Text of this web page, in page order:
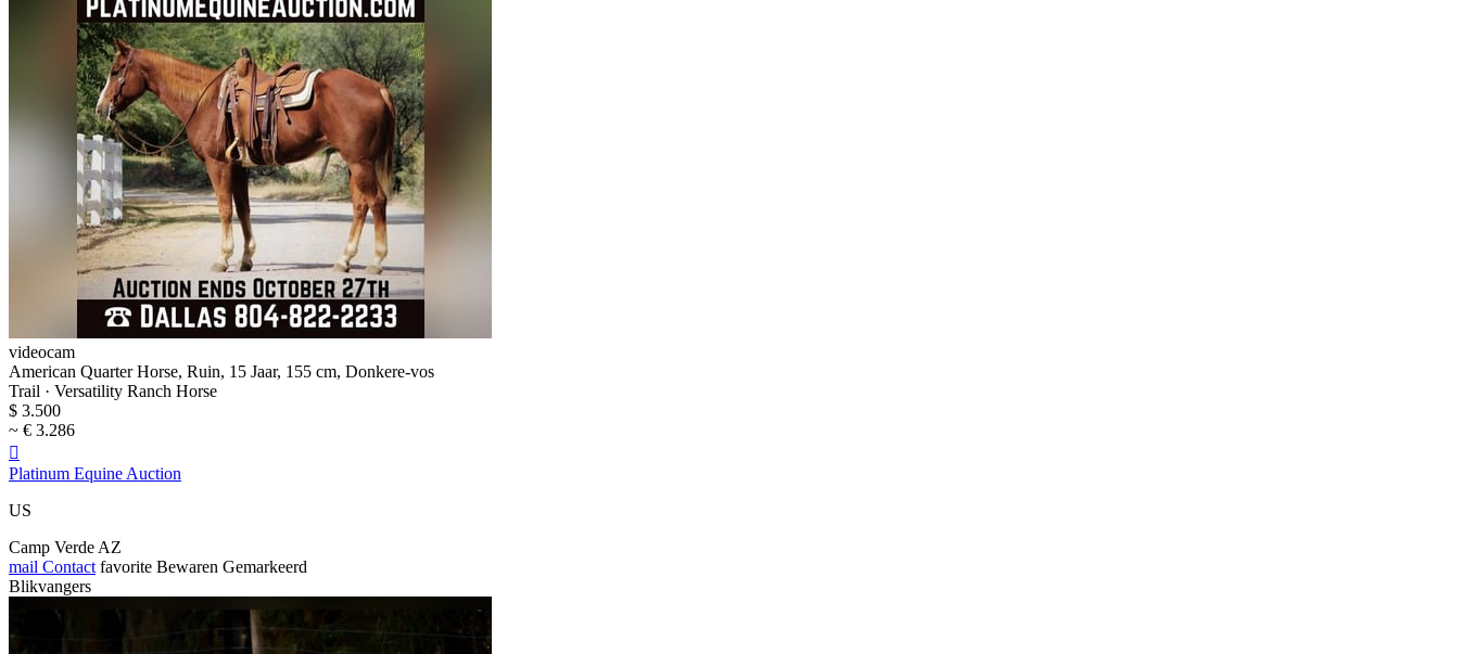
videocam
American Quarter Horse, Ruin, 15 Jaar, 155 cm, Donkere-vos
Trail · Versatility Ranch Horse
$ 3.500
~ € 3.286

Platinum Equine Auction
US
Camp Verde AZ
mail Contact favorite Bewaren Gemarkeerd
Blikvangers